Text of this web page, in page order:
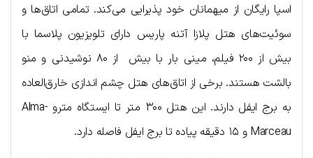
اسپا رایگان از میهمانان خود پذیرایی می‌کند. تمامی اتاق‌ها و
سوئیت‌های هتل پلازا آتنه پاریس دارای تلویزیون پلاسما با
بیش از ۲۰۰ فیلم، مینی بار با بیش از ۸۰ نوشیدنی و منو
بالشت هستند. برخی از اتاق‌های هتل چشم اندازی خارق‌العاده
به برج ایفل دارند. این هتل ۳۰۰ متر تا ایستگاه مترو Alma-
Marceau و ۱۵ دقیقه پیاده تا برج ایفل فاصله دارد.